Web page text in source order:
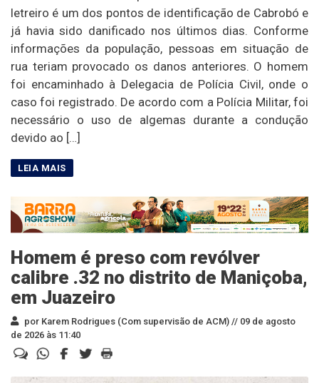
letreiro é um dos pontos de identificação de Cabrobó e
já havia sido danificado nos últimos dias. Conforme
informações da população, pessoas em situação de
rua teriam provocado os danos anteriores. O homem
foi encaminhado à Delegacia de Polícia Civil, onde o
caso foi registrado. De acordo com a Polícia Militar, foi
necessário o uso de algemas durante a condução
devido ao […]
Homem é preso com revólver
calibre .32 no distrito de Maniçoba,
em Juazeiro
por Karem Rodrigues (Com supervisão de ACM) // 09 de agosto
de 2026 às 11:40